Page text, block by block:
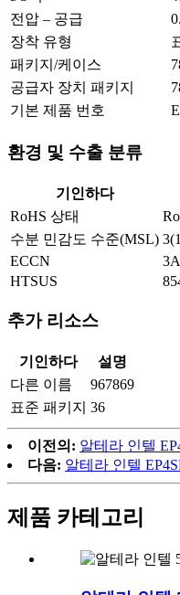
전압 – 공급
장착 유형
패키지/케이스
공급자 장치 패키지
기본 제품 번호
환경 및 수출 분류
기인하다
RoHS 상태
수분 민감도 수준(MSL)
ECCN
HTSUS
추가 리소스
기인하다
설명
다른 이름
967869
표준 패키지 36
이전의: 알테라 인텔
다음: 알테라 인텔
제품 카테고리